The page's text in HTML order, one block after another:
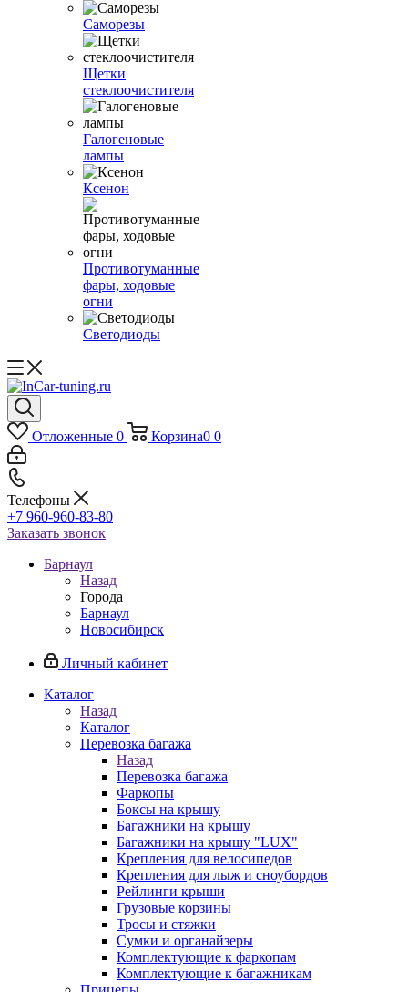
Саморезы
Щетки
стеклоочистителя
Галогеновые
лампы
Ксенон
Противотуманные
фары, ходовые
огни
Светодиоды
Отложенные 0 Корзина0 0
Телефоны
+7 960-960-83-80
Заказать звонок
Барнаул
Назад
Города
Барнаул
Новосибирск
Личный кабинет
Каталог
Назад
Каталог
Перевозка багажа
Назад
Перевозка багажа
Фаркопы
Боксы на крышу
Багажники на крышу
Багажники на крышу "LUX"
Крепления для велосипедов
Крепления для лыж и сноубордов
Рейлинги крыши
Грузовые корзины
Тросы и стяжки
Сумки и органайзеры
Комплектующие к фаркопам
Комплектующие к багажникам